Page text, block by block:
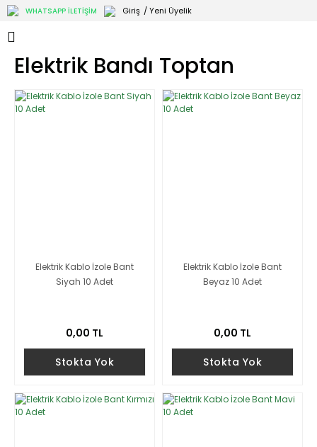
WHATSAPP İLETİŞİM Giriş / Yeni Üyelik
Elektrik Bandı Toptan
Elektrik Kablo İzole Bant
Siyah 10 Adet
0,00 TL
Stokta Yok
Elektrik Kablo İzole Bant
Beyaz 10 Adet
0,00 TL
Stokta Yok